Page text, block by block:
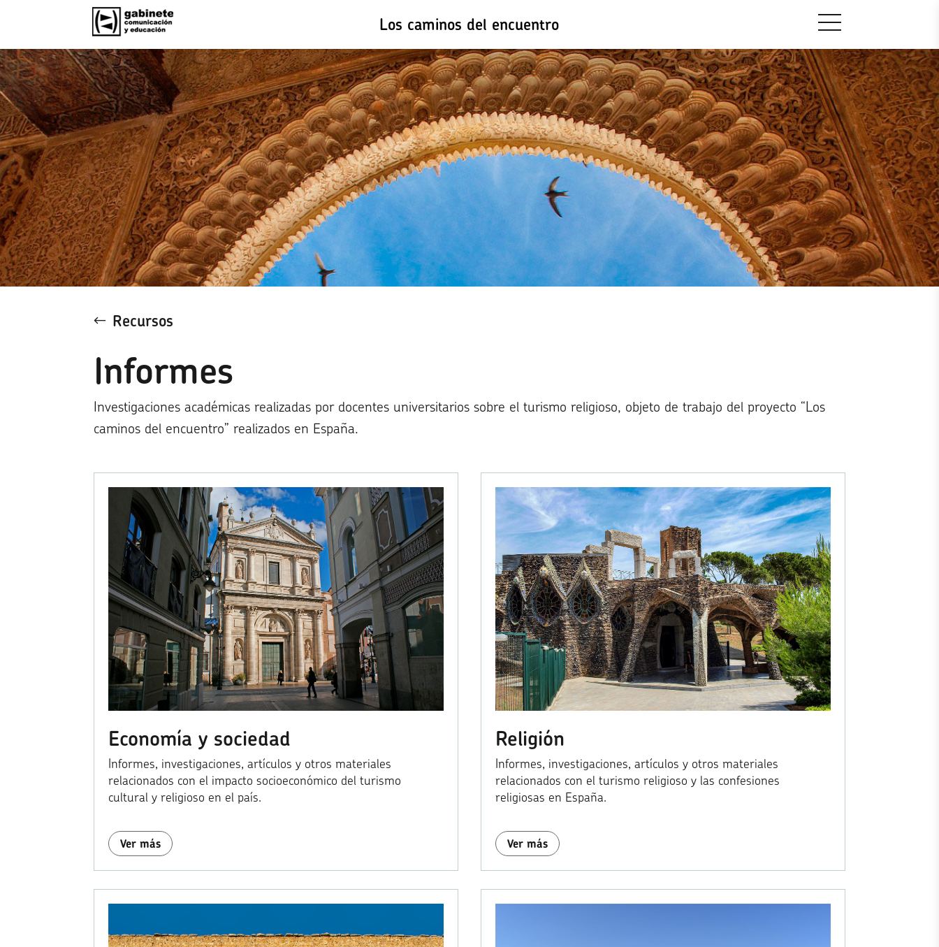
Los caminos del encuentro
Recursos
Informes
Investigaciones académicas realizadas por docentes universitarios sobre el turismo religioso, objeto de trabajo del proyecto “Los
caminos del encuentro” realizados en España.
Economía y sociedad
Informes, investigaciones, artículos y otros materiales
relacionados con el impacto socioeconómico del turismo
cultural y religioso en el país.
Ver más
Religión
Informes, investigaciones, artículos y otros materiales
relacionados con el turismo religioso y las confesiones
religiosas en España.
Ver más